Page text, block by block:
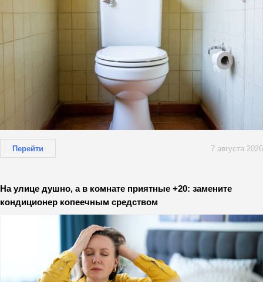
Перейти 7 августа 2026
На улице душно, а в комнате приятные +20: замените
кондиционер копеечным средством